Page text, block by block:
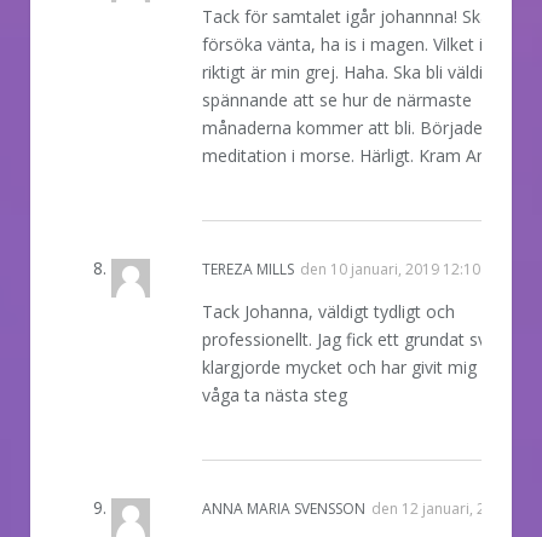
Tack för samtalet igår johannna! Ska
försöka vänta, ha is i magen. Vilket inte
riktigt är min grej. Haha. Ska bli väldigt
spännande att se hur de närmaste
månaderna kommer att bli. Började med
meditation i morse. Härligt. Kram Anna
TEREZA MILLS den 10 januari, 2019 12:10
Tack Johanna, väldigt tydligt och
professionellt. Jag fick ett grundat svar som
klargjorde mycket och har givit mig mod
våga ta nästa steg
ANNA MARIA SVENSSON den 12 januari, 2019